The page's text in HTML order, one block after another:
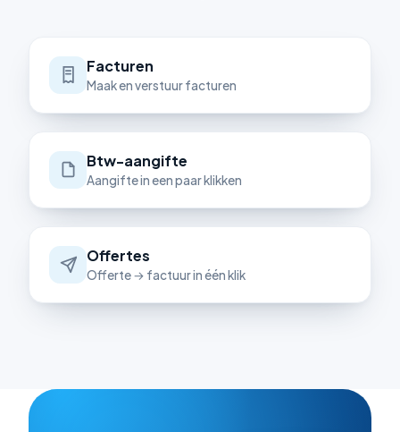
Facturen
Maak en verstuur facturen
Btw-aangifte
Aangifte in een paar klikken
Offertes
Offerte → factuur in één klik